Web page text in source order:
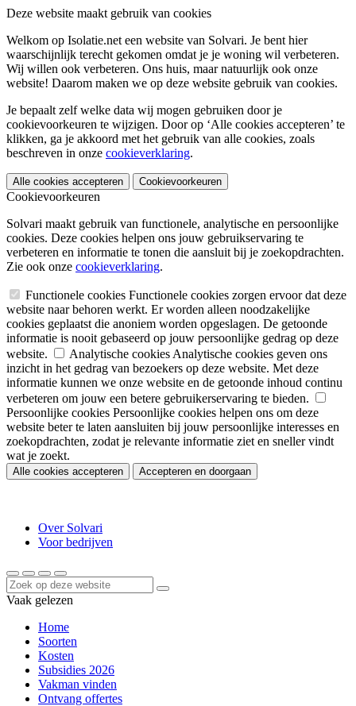
Deze website maakt gebruik van cookies
Welkom op Isolatie.net een website van Solvari. Je bent hier
waarschijnlijk terecht gekomen omdat je je woning wil verbeteren.
Wij willen ook verbeteren. Ons huis, maar natuurlijk ook onze
website! Daarom maken we op deze website gebruik van cookies.
Je bepaalt zelf welke data wij mogen gebruiken door je
cookievoorkeuren te wijzigen. Door op ‘Alle cookies accepteren’ te
klikken, ga je akkoord met het gebruik van alle cookies, zoals
beschreven in onze cookieverklaring.
Alle cookies accepteren Cookievoorkeuren
Cookievoorkeuren
Solvari maakt gebruik van functionele, analytische en persoonlijke
cookies. Deze cookies helpen ons jouw gebruikservaring te
verbeteren en informatie te tonen die aansluit bij je zoekopdrachten.
Zie ook onze cookieverklaring.
Functionele cookies Functionele cookies zorgen ervoor dat deze
website naar behoren werkt. Er worden alleen noodzakelijke
cookies geplaatst die anoniem worden opgeslagen. De getoonde
informatie is nooit gebaseerd op jouw persoonlijke gedrag op deze
website.
Analytische cookies Analytische cookies geven ons
inzicht in het gedrag van bezoekers op deze website. Met deze
informatie kunnen we onze website en de getoonde inhoud continu
verbeteren om jouw een betere gebruikerservaring te bieden.
Persoonlijke cookies Persoonlijke cookies helpen ons om deze
website beter te laten aansluiten bij jouw persoonlijke interesses en
zoekopdrachten, zodat je relevante informatie ziet en sneller vindt
wat je zoekt.
Alle cookies accepteren Accepteren en doorgaan
Over Solvari
Voor bedrijven
Vaak gelezen
Home
Soorten
Kosten
Subsidies 2026
Vakman vinden
Ontvang offertes